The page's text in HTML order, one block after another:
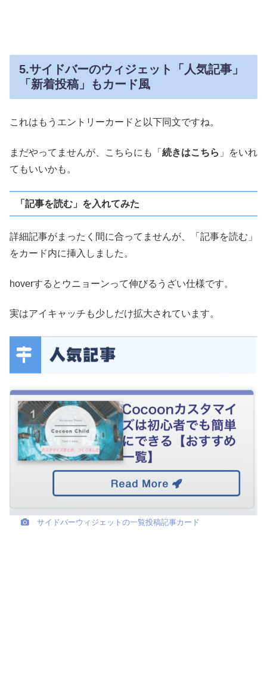
5.サイドバーのウィジェット「人気記事」
「新着投稿」もカード風
これはもうエントリーカードと以下同文ですね。
まだやってませんが、こちらにも「 続きはこちら 」をいれ
てもいいかも。
「記事を読む」を入れてみた
詳細記事がまったく間に合ってませんが、「記事を読む」
をカード内に挿入しました。
hoverするとウニョーンって伸びるうざい仕様です。
実はアイキャッチも少しだけ拡大されています。
サイドバーウィジェットの一覧投稿記事カード